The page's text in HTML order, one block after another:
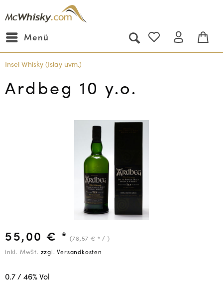
Menü
Insel Whisky (Islay uvm.)
Ardbeg 10 y.o.
55,00 € * (78,57 € * / )
inkl. MwSt. zzgl. Versandkosten
0.7/ 46% Vol